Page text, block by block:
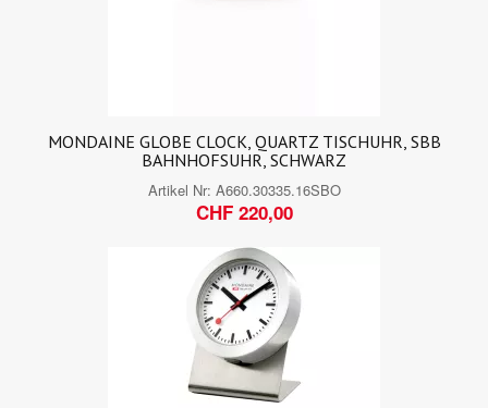
MONDAINE GLOBE CLOCK, QUARTZ TISCHUHR, SBB
BAHNHOFSUHR, SCHWARZ
Artikel Nr: A660.30335.16SBO
CHF 220,00